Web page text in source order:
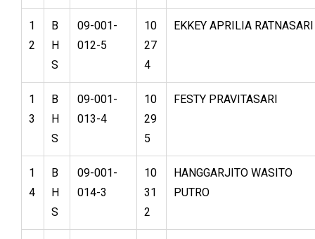
1
2
B
H
S
09-001-
012-5
10
27
4
EKKEY APRILIA RATNASARI
1
3
B
H
S
09-001-
013-4
10
29
5
FESTY PRAVITASARI
1
4
B
H
S
09-001-
014-3
10
31
2
HANGGARJITO WASITO
PUTRO